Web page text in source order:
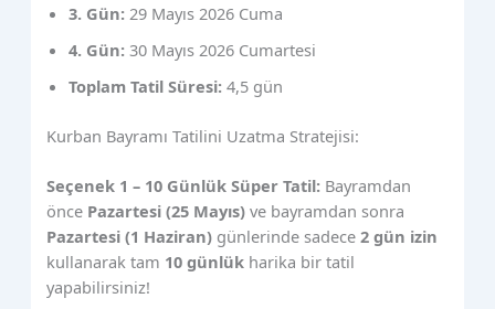
3. Gün: 29 Mayıs 2026 Cuma
4. Gün: 30 Mayıs 2026 Cumartesi
Toplam Tatil Süresi: 4,5 gün
Kurban Bayramı Tatilini Uzatma Stratejisi:
Seçenek 1 – 10 Günlük Süper Tatil: Bayramdan
önce Pazartesi (25 Mayıs) ve bayramdan sonra
Pazartesi (1 Haziran) günlerinde sadece2 gün izin
kullanarak tam 10 günlük harika bir tatil
yapabilirsiniz!